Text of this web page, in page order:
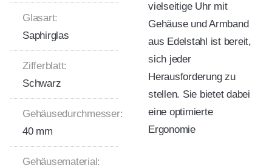
Glasart:
Saphirglas
Zifferblatt:
Schwarz
Gehäusedurchmesser:
40 mm
Gehäusematerial:
vielseitige Uhr mit
Gehäuse und Armband
aus Edelstahl ist bereit,
sich jeder
Herausforderung zu
stellen. Sie bietet dabei
eine optimierte
Ergonomie